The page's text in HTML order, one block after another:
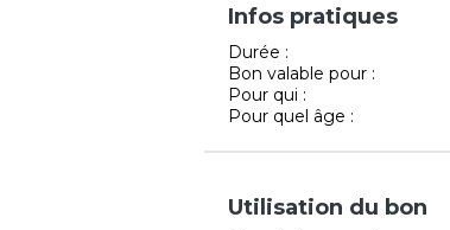
Infos pratiques
Durée :
Bon valable pour :
Pour qui :
Pour quel âge :
Utilisation du bon